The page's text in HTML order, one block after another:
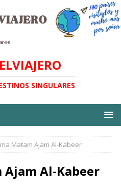
SINGULARES
Matam Ajam Al-Kabeer
Al-Kabeer